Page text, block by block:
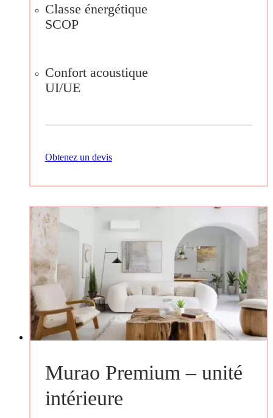
Classe énergétique
SCOP
Confort acoustique
UI/UE
Obtenez un devis
Murao Premium – unité
intérieure